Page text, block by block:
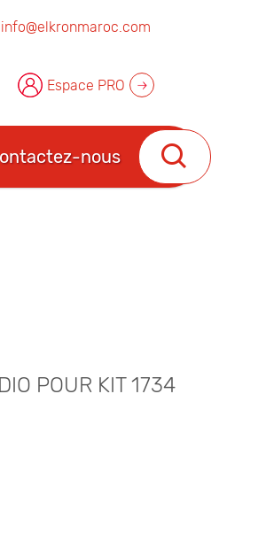
info@elkronmaroc.com
Espace PRO
nous
POUR KIT 1734